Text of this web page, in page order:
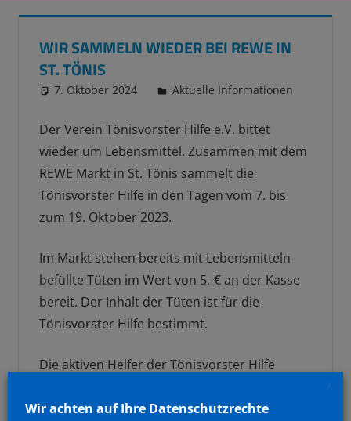
WIR SAMMELN WIEDER BEI REWE IN
ST. TÖNIS
7. Oktober 2024 Hanno Speis
Aktuelle Informationen
Der Verein Tönisvorster Hilfe e.V. bittet
wieder um Lebensmittel. Zusammen mit dem
REWE Markt in St. Tönis sammelt die
Tönisvorster Hilfe in den Tagen vom 7. bis
zum 19. Oktober 2023.
Im Markt stehen bereits mit Lebensmitteln
befüllte Tüten im Wert von 5.-€ an der Kasse
bereit. Der Inhalt der Tüten ist für die
Tönisvorster Hilfe bestimmt.
Die aktiven Helfer der Tönisvorster Hilfe
17. Oktoberund dann jeweils Samstag
X
Wir achten auf Ihre Datenschutzrechte